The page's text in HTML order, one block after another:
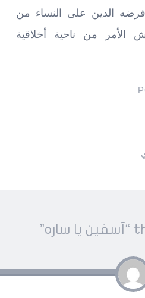
فرضه الدين على النساء من
الأمر من ناحية أخلاقية
آسفين يا ساره”